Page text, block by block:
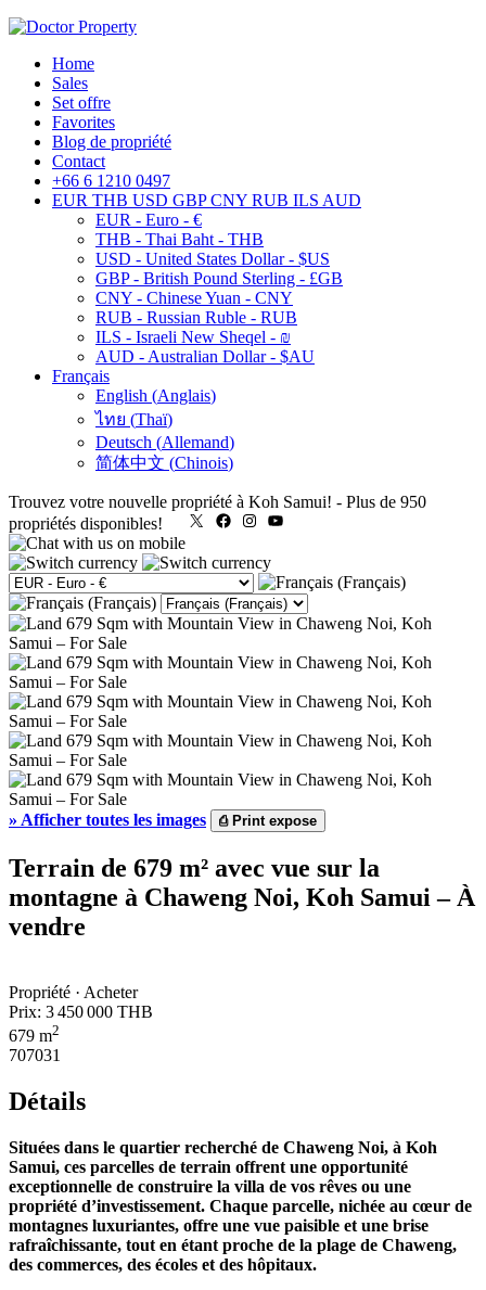
Home
Sales
Set offre
Favorites
Blog de propriété
Contact
+66 6 1210 0497
EUR THB USD GBP CNY RUB ILS AUD
EUR - Euro - €
THB - Thai Baht - THB
USD - United States Dollar - $US
GBP - British Pound Sterling - £GB
CNY - Chinese Yuan - CNY
RUB - Russian Ruble - RUB
ILS - Israeli New Sheqel - ₪
AUD - Australian Dollar - $AU
Français
English (Anglais)
ไทย (Thaï)
Deutsch (Allemand)
简体中文 (Chinois)
Trouvez votre nouvelle propriété à Koh Samui! - Plus de 950
propriétés disponibles!
X FacebookInstagram
» Afficher toutes les images ⎙Print expose
Terrain de 679 m² avec vue sur la
montagne à Chaweng Noi, Koh Samui – À
vendre
Propriété · Acheter
Prix: 3 450 000 THB
679 m2
707031
Détails
Situées dans le quartier recherché de Chaweng Noi, à Koh
Samui, ces parcelles de terrain offrent une opportunité
exceptionnelle de construire la villa de vos rêves ou une
propriété d’investissement. Chaque parcelle, nichée au cœur de
montagnes luxuriantes, offre une vue paisible et une brise
rafraîchissante, tout en étant proche de la plage de Chaweng,
des commerces, des écoles et des hôpitaux.